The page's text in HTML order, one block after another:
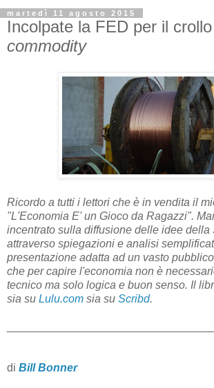
martedì 11 agosto 2015
Incolpate la FED per il
commodity
Ricordo a tutti i lettori che è in vendita il
"L'Economia E' un Gioco da Ragazzi".
incentrato sulla diffusione delle idee della
attraverso spiegazioni e analisi
presentazione adatta ad un vasto
che per capire l'economia non è
tecnico ma solo logica e buon senso. Il
sia su Lulu.com sia su Scribd.
di Bill Bonner